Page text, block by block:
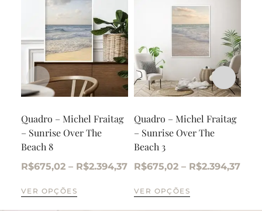
Quadro – Michel Fraitag
– Sunrise Over The
Beach 8
R$675,02 – R$2.394,37
VER OPÇÕES
Quadro – Michel Fraitag
– Sunrise Over The
Beach 3
R$675,02 – R$2.394,37
VER OPÇÕES